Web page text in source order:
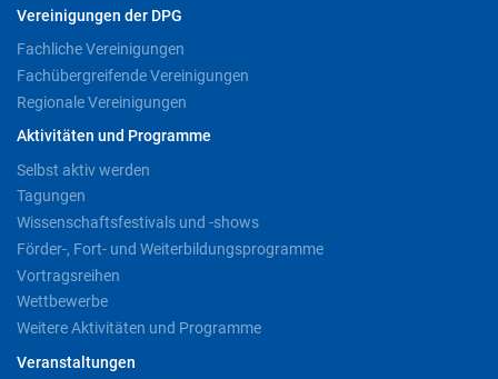
Vereinigungen der DPG
Fachliche Vereinigungen
Fachübergreifende Vereinigungen
Regionale Vereinigungen
Aktivitäten und Programme
Selbst aktiv werden
Tagungen
Wissenschaftsfestivals und -shows
Förder-, Fort- und Weiterbildungsprogramme
Vortragsreihen
Wettbewerbe
Weitere Aktivitäten und Programme
Veranstaltungen